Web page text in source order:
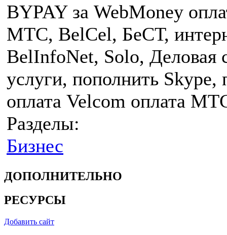
BYPAY за WebMoney
MTC, BelCel, БеСТ,
BelInfoNet, Solo, Деловая
услуги, пополнить
оплата Velcom оплата
Разделы:
Бизнес
ДОПОЛНИТЕЛЬНО
РЕСУРСЫ
Добавить сайт